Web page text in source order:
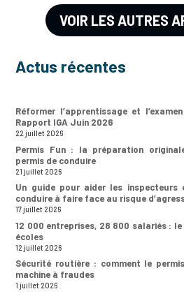
VOIR LES AUTRES
Actus récentes
Réformer l’apprentissage et
Rapport IGA Juin 2026
22 juillet 2026
Permis Fun : la préparation
permis de conduire
21 juillet 2026
Un guide pour aider les inspecteurs
conduire à faire face au risque
17 juillet 2026
12 000 entreprises, 28 800 salariés :
écoles
12 juillet 2026
Sécurité routière : comment le
machine à fraudes
1 juillet 2026